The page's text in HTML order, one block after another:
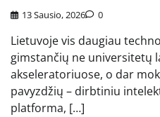
13 Sausio, 2026 0
Lietuvoje vis daugiau
gimstančių ne universitetų
akseleratoriuose, o dar
pavyzdžių – dirbtiniu
platforma, […]